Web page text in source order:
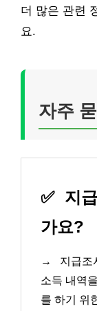
더 많은 관련
요.
자주
✅ 지
가요?
→
지급조
소득 내역
를 하기 위